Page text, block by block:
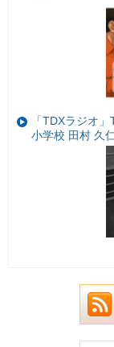
「TDXラジオ
小学校 田村 久